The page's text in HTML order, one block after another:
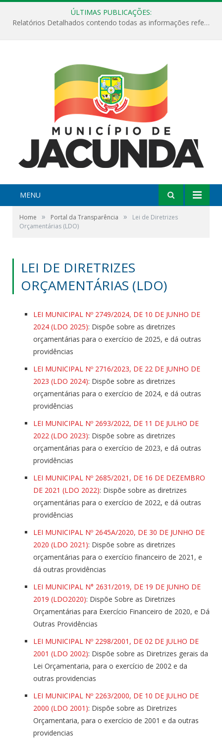
ÚLTIMAS PUBLICAÇÕES:
Relatórios Detalhados contendo todas as informações referentes a execução de recursos destinados ao fomento de projetos culturais no Município de Jacundá entre os anos de 2022 ao presente ano de 2026.
MENU
Home » Portal da Transparência »
Lei de Diretrizes
Orçamentárias (LDO)
LEI DE DIRETRIZES
ORÇAMENTÁRIAS (LDO)
LEI MUNICIPAL Nº 2749/2024, DE 10 DE JUNHO DE
2024 (LDO 2025): Dispõe sobre as diretrizes
orçamentárias para o exercício de 2025, e dá outras
providências
LEI MUNICIPAL Nº 2716/2023, DE 22 DE JUNHO DE
2023 (LDO 2024): Dispõe sobre as diretrizes
orçamentárias para o exercício de 2024, e dá outras
providências
LEI MUNICIPAL Nº 2693/2022, DE 11 DE JULHO DE
2022 (LDO 2023): Dispõe sobre as diretrizes
orçamentárias para o exercício de 2023, e dá outras
providências
LEI MUNICIPAL Nº 2685/2021, DE 16 DE DEZEMBRO
DE 2021 (LDO 2022): Dispõe sobre as diretrizes
orçamentárias para o exercício de 2022, e dá outras
providências
LEI MUNICIPAL Nº 2645A/2020, DE 30 DE JUNHO DE
2020 (LDO 2021): Dispõe sobre as diretrizes
orçamentárias para o exercício financeiro de 2021, e
dá outras providências
LEI MUNICIPAL N° 2631/2019, DE 19 DE JUNHO DE
2019 (LDO2020): Dispõe Sobre as Diretrizes
Orçamentárias para Exercício Financeiro de 2020, e Dá
Outras Providências
LEI MUNICIPAL Nº 2298/2001, DE 02 DE JULHO DE
2001 (LDO 2002): Dispõe sobre as Diretrizes gerais da
Lei Orçamentaria, para o exercício de 2002 e da
outras providencias
LEI MUNICIPAL Nº 2263/2000, DE 10 DE JULHO DE
2000 (LDO 2001): Dispõe sobre as Diretrizes
Orçamentaria, para o exercício de 2001 e da outras
providencias